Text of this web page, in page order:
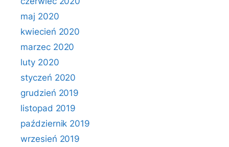
maj 2020
kwiecień 2020
marzec 2020
luty 2020
styczeń 2020
grudzień 2019
listopad 2019
październik 2019
wrzesień 2019